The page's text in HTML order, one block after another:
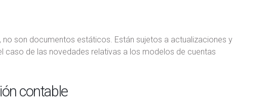
no son documentos estáticos. Están sujetos a actualizaciones y
de las novedades relativas a los modelos de cuentas
contable